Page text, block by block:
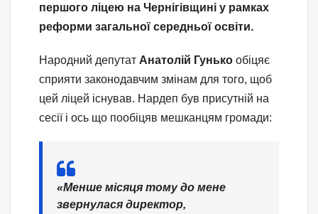
першого ліцею на Чернігівщині у рамках
реформи загальної середньої освіти.
Народний депутат Анатолій Гунько обіцяє
сприяти законодавчим змінам для того, щоб
цей ліцей існував. Нардеп був присутній на
сесії і ось що пообіцяв мешканцям громади:
«Менше місяця тому до мене
звернулася директор,